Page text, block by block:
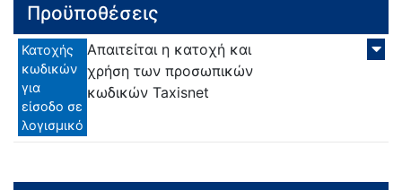
Προϋποθέσεις
Κατοχής
κωδικών
για
είσοδο σε
λογισμικό
Απαιτείται η κατοχή και
χρήση των προσωπικών
κωδικών Taxisnet